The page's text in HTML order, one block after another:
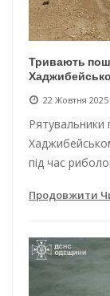
Тривають
22 Жовтня 2025
під час
Продовжити